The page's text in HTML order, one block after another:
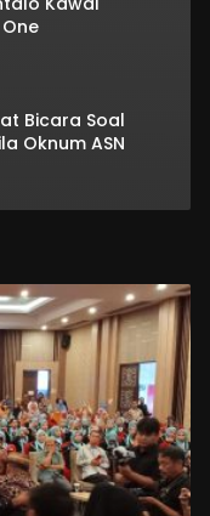
Bicara Soal
Oknum ASN